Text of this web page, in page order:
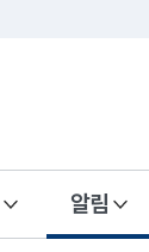
알림